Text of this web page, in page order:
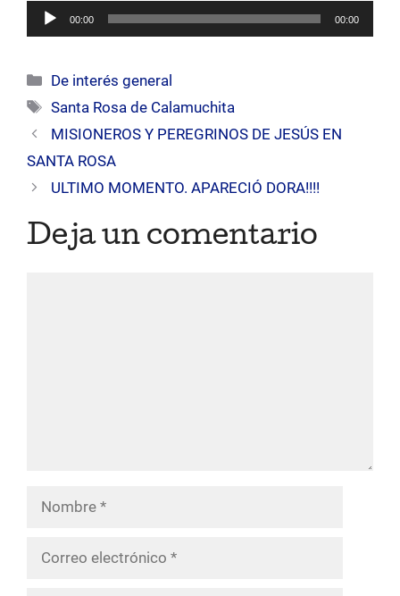
de
audio
00:00 00:00
Categorías
De interés general
Etiquetas
Santa Rosa de Calamuchita
MISIONEROS Y PEREGRINOS DE JESÚS EN
SANTA ROSA
ULTIMO MOMENTO. APARECIÓ DORA!!!!
Deja un comentario
Nombre